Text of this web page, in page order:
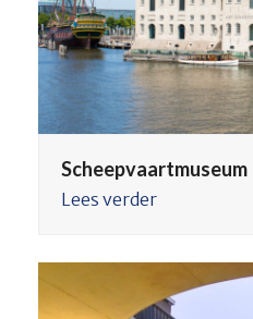
Scheepvaartmuseum
Lees verder